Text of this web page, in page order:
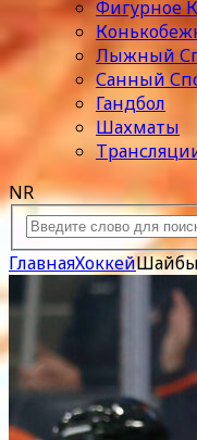
Фигурное
Лыжный
Санный
Гандбол
Шахматы
NR
ГлавнаяХоккейШайбы